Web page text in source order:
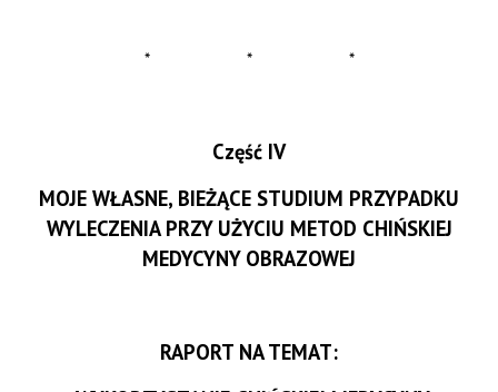
* * *
Część IV
MOJE WŁASNE, BIEŻĄCE STUDIUM PRZYPADKU
WYLECZENIA PRZY UŻYCIU METOD CHIŃSKIEJ
MEDYCYNY OBRAZOWEJ
RAPORT NA TEMAT: